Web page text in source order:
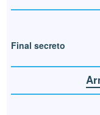
Final secreto